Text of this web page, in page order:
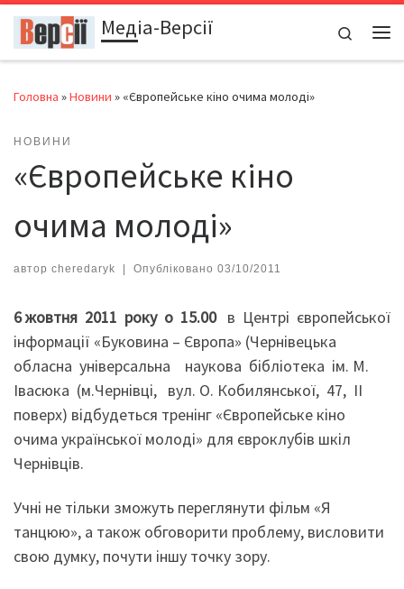
Перейти до вмістуМедіа-Версії
Search
Головна »Новини » «Європейське кіно очима молоді»
НОВИНИ
«Європейське кіно
очима молоді»
автор cheredaryk | Опубліковано 03/10/2011
6 жовтня 2011 року о 15.00 в Центрі європейської
інформації «Буковина – Європа» (Чернівецька
обласна універсальна наукова бібліотека ім. М.
Івасюка (м.Чернівці, вул. О. Кобилянської, 47, ІІ
поверх) відбудеться тренінг «Європейське кіно
очима української молоді» для євроклубів шкіл
Чернівців.
Учні не тільки зможуть переглянути фільм «Я
танцюю», а також обговорити проблему, висловити
свою думку, почути іншу точку зору.